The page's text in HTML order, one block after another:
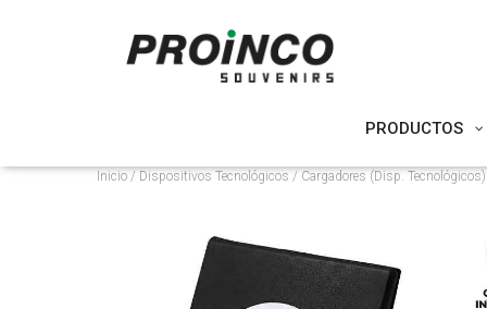
PRODUCTOS
Inicio/ Dispositivos Tecnológicos / Cargadores (Disp. Tecnológicos)